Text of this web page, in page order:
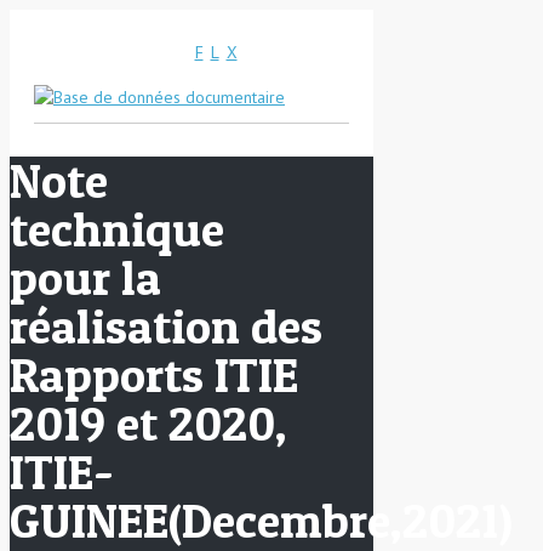
F L X
Note
technique
pour la
réalisation des
Rapports ITIE
2019 et 2020,
ITIE-
GUINEE(Decembre,2021)